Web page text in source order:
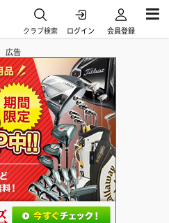
クラブ検索 ログイン 会員登録
広告